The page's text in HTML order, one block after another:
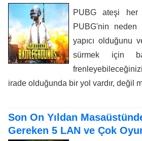
PUBG ateşi her
PUBG'nin neden
yapıcı olduğunu
sürmek için
irade olduğunda bir yol vardır, değil
Son On Yıldan
Gereken 5 LAN ve Çok